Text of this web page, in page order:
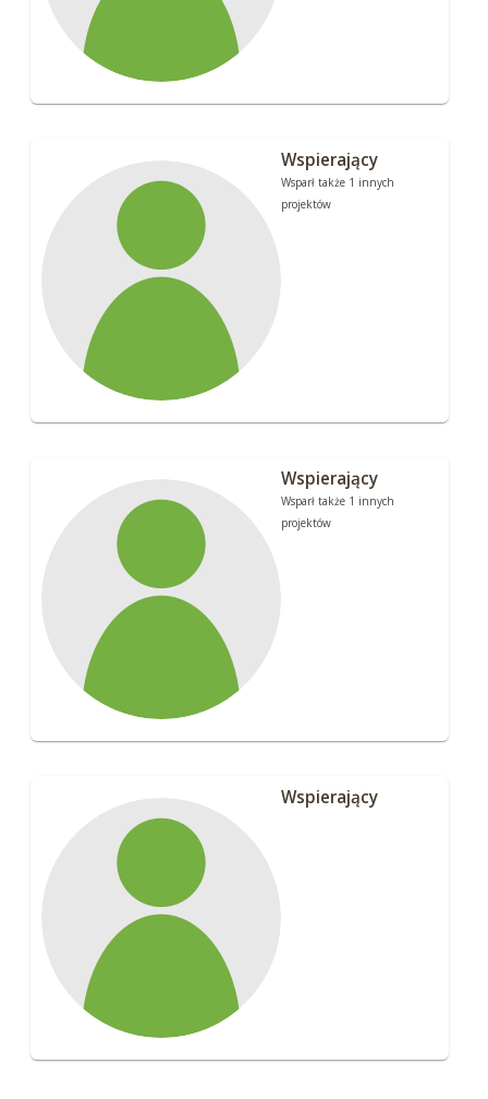
Wspierający
Wsparł także 1 innych
projektów
Wspierający
Wsparł także 1 innych
projektów
Wspierający